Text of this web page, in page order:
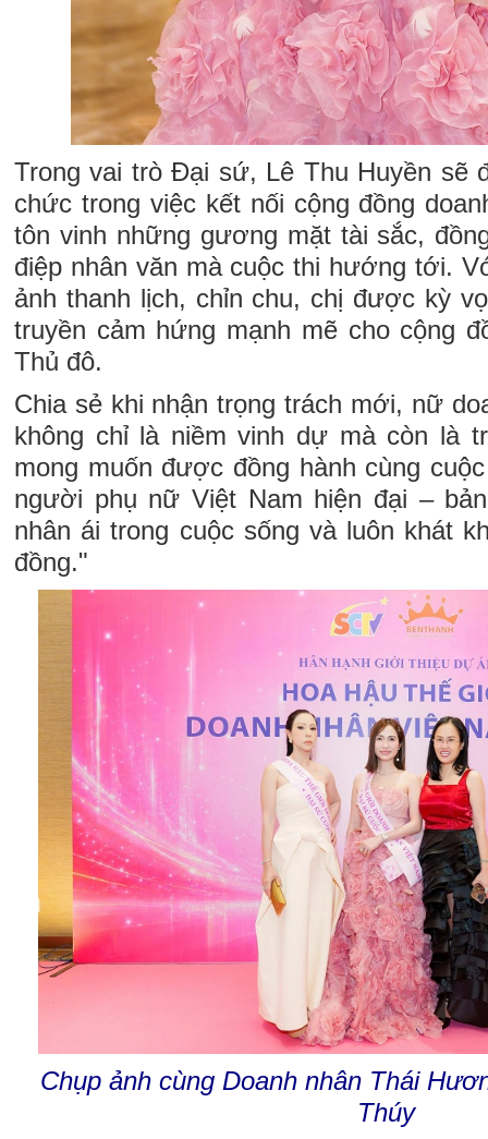
Trong vai trò Đại sứ, Lê Thu Huyền sẽ
chức trong việc kết nối cộng đồng
tôn vinh những gương mặt tài sắc,
điệp nhân văn mà cuộc thi hướng tới.
ảnh thanh lịch, chỉn chu, chị được kỳ
truyền cảm hứng mạnh mẽ cho cộng
Thủ đô.
Chia sẻ khi nhận trọng trách mới, nữ
không chỉ là niềm vinh dự mà còn là
mong muốn được đồng hành cùng
người phụ nữ Việt Nam hiện đại –
nhân ái trong cuộc sống và luôn khát
đồng."
Chụp ảnh cùng Doanh nhân Thái
Thúy